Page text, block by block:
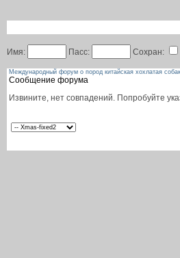
Имя: Пасс: Сохран:
Международный форум о пород китайская хохлатая
Сообщение форума
Извините, нет совпадений. Попробуйте